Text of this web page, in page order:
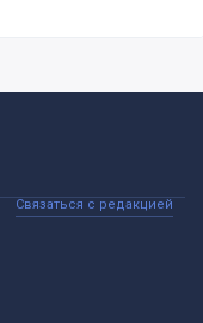
Связаться с редакцией